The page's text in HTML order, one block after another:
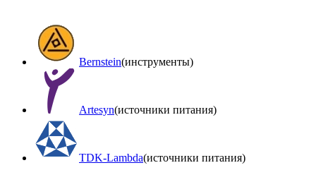
Bernstein(инструменты)
Artesyn(источники питания)
TDK-Lambda(источники питания)